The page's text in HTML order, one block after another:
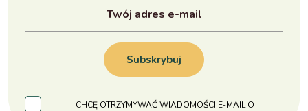
Subskrybuj
CHCĘ OTRZYMYWAĆ WIADOMOŚCI E-MAIL O